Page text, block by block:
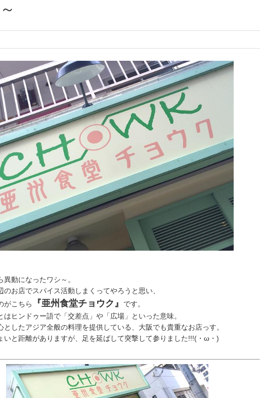
異動になったワシ～。
のお店でスパイス活動しまくってやろうと思い、
がこちら
『亜州食堂チョウク』
です。
はヒンドゥー語で「交差点」や「広場」といった意味。
としたアジア全般の料理を提供している、大阪でも貴重なお店っす。
いと距離がありますが、足を延ばして突撃して参りました!!!(・ω・)